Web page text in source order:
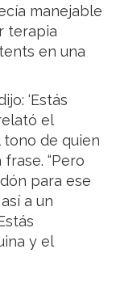
manejable
terapia
en una
‘Estás
el
de quien
“Pero
para ese
a un
y el